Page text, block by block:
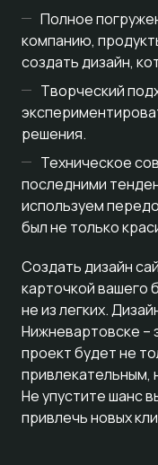
Полное
компанию,
создать дизайн,
Творческий
решения.
Техническое
последними
используем
был не только
Создать дизайн
карточкой вашего
не из легких.
Нижневартовске –
проект будет не
привлекательным,
Не упустите шанс
привлечь новых